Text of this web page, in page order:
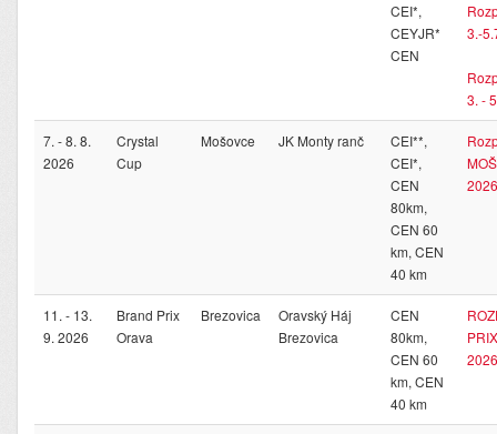
CEI*,
CEYJR*
CEN
3.-
3. -
7. - 8. 8.
2026
Crystal
Cup
Mošovce JK Monty ranč
CEI**,
CEI*,
CEN
80km,
CEN 60
km, CEN
40 km
2026
11. - 13.
9. 2026
Brand Prix
Orava
Brezovica
Oravský Háj
Brezovica
CEN
80km,
CEN 60
km, CEN
40 km
2026